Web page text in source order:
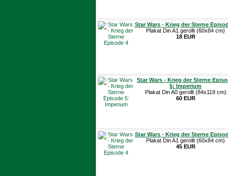
Star Wars - Krieg der Sterne
Plakat Din A1 gerollt (60x84 cm)
18 EUR
Star Wars - Krieg der Sterne
5: Imperium
Plakat Din A0 gerollt (84x119 cm)
60 EUR
Star Wars - Krieg der Sterne
Plakat Din A1 gerollt (60x84 cm)
45 EUR